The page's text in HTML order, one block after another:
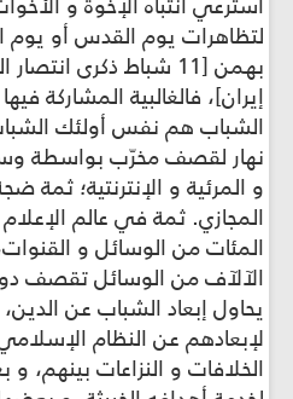
لتظاهرات يوم القدس أو يوم
بهمن [11 شباط ذکرى
إيران]، فالغالبية المشاركة
الشباب هم نفس أولئك
نهار لقصف مخرّب بواسطة
و المرئية و الإنترنتية؛ ثمة
المجازي. ثمة في عالم
المئات من الوسائل و
الآلآف من الوسائل تقصف
يحاول إبعاد الشباب عن
لإبعادهم عن النظام
الخلافات و النزاعات بينهم،